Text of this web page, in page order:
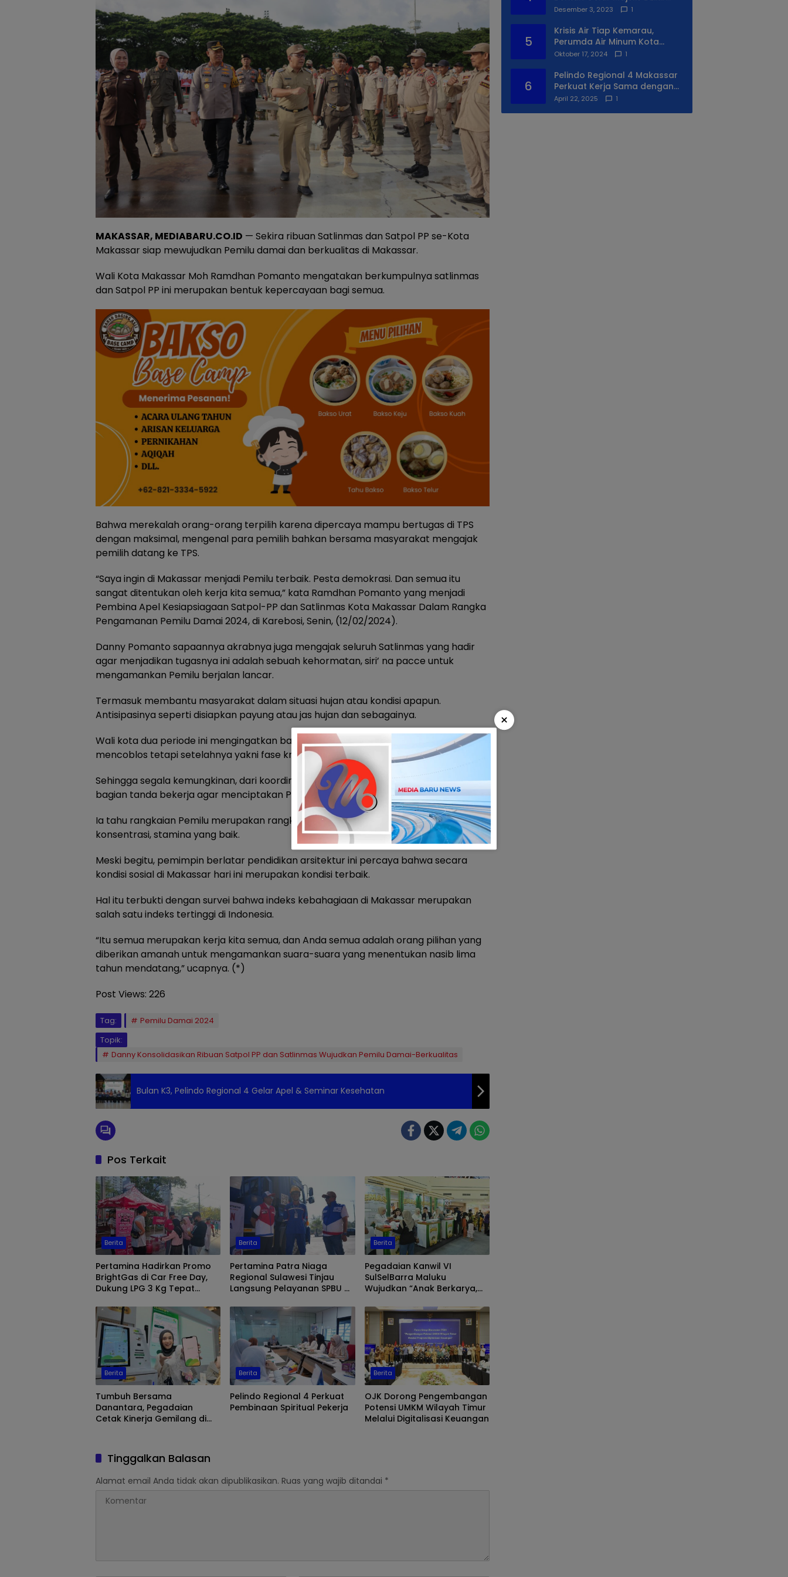
MAKASSAR, MEDIABARU.CO.ID — Sekira ribuan Satlinmas dan Satpol PP se-Kota
Makassar siap mewujudkan Pemilu damai dan berkualitas di Makassar.
Wali Kota Makassar Moh Ramdhan Pomanto mengatakan berkumpulnya satlinmas
dan Satpol PP ini merupakan bentuk kepercayaan bagi semua.
Bahwa merekalah orang-orang terpilih karena dipercaya mampu bertugas di TPS
dengan maksimal, mengenal para pemilih bahkan bersama masyarakat mengajak
pemilih datang ke TPS.
“Saya ingin di Makassar menjadi Pemilu terbaik. Pesta demokrasi. Dan semua itu
sangat ditentukan oleh kerja kita semua,” kata Ramdhan Pomanto yang menjadi
Pembina Apel Kesiapsiagaan Satpol-PP dan Satlinmas Kota Makassar Dalam Rangka
Pengamanan Pemilu Damai 2024, di Karebosi, Senin, (12/02/2024).
Danny Pomanto sapaannya akrabnya juga mengajak seluruh Satlinmas yang hadir
agar menjadikan tugasnya ini adalah sebuah kehormatan, siri’ na pacce untuk
mengamankan Pemilu berjalan lancar.
Termasuk membantu masyarakat dalam situasi hujan atau kondisi apapun.
Antisipasinya seperti disiapkan payung atau jas hujan dan sebagainya.
Wali kota dua periode ini mengingatkan bahwa Pemilu bukan hanya pada saat
mencoblos tetapi setelahnya yakni fase kritis; penghitungan suara.
Sehingga segala kemungkinan, dari koordinasi, perekaman peristiwa harus menjadi
bagian tanda bekerja agar menciptakan Pemilu damai yang berkualitas.
Ia tahu rangkaian Pemilu merupakan rangkaian cukup berat sehingga memerlukan
konsentrasi, stamina yang baik.
Meski begitu, pemimpin berlatar pendidikan arsitektur ini percaya bahwa secara
kondisi sosial di Makassar hari ini merupakan kondisi terbaik.
Hal itu terbukti dengan survei bahwa indeks kebahagiaan di Makassar merupakan
salah satu indeks tertinggi di Indonesia.
“Itu semua merupakan kerja kita semua, dan Anda semua adalah orang pilihan yang
diberikan amanah untuk mengamankan suara-suara yang menentukan nasib lima
tahun mendatang,” ucapnya. (*)
Post Views: 226
Tag:
Pemilu Damai 2024
Topik:
Danny Konsolidasikan Ribuan Satpol PP dan Satlinmas Wujudkan Pemilu Damai-Berkualitas
Bulan K3, Pelindo Regional 4 Gelar Apel & Seminar Kesehatan
Pos Terkait
Berita
Pertamina Hadirkan Promo
BrightGas di Car Free Day,
Dukung LPG 3 Kg Tepat
Berita
Pertamina Patra Niaga
Regional Sulawesi Tinjau
Langsung Pelayanan SPBU di
Biosolar Berjalan Optimal
Berita
Pegadaian Kanwil VI
SulSelBarra Maluku
Wujudkan “Anak Berkarya,
Pameran UMKM dan Bazar
Emas
Berita
Tumbuh Bersama
Danantara, Pegadaian
Cetak Kinerja Gemilang di
Berita
Pelindo Regional 4 Perkuat
Pembinaan Spiritual Pekerja
Berita
OJK Dorong Pengembangan
Potensi UMKM Wilayah Timur
Melalui Digitalisasi Keuangan
Tinggalkan Balasan
Alamat email Anda tidak akan dipublikasikan. Ruas yang wajib ditandai *
Syukuran Ke II
Desember 3, 2023 1
5
Krisis Air Tiap Kemarau,
Perumda Air Minum Kota
Makassar Beri Solusi Terbaik
Oktober 17, 2024 1
6
Pelindo Regional 4 Makassar
Perkuat Kerja Sama dengan
PIP Makassar Lewat Praktek
April 22, 2025 1
×